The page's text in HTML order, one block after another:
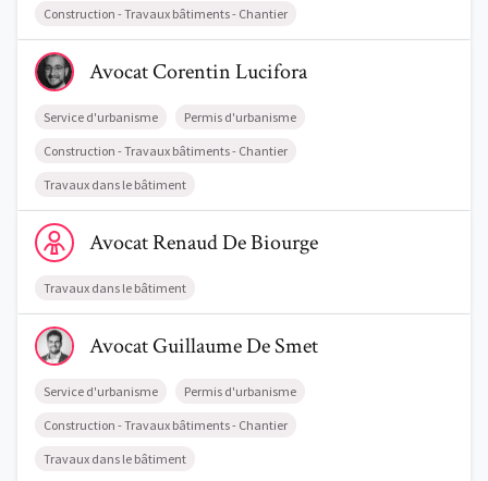
Blog
Comment nous vous aidons
Une start-up 100% indépendante
Construction - Travaux bâtiments - Chantier
Voir le profil de AvocatCorentin Lucifora
AvocatCorentinLucifora
Service d'urbanisme Permis d'urbanisme
Construction - Travaux bâtiments - Chantier
Travaux dans le bâtiment
Voir le profil de AvocatRenaud De Biourge
AvocatRenaudDe Biourge
Travaux dans le bâtiment
Voir le profil de AvocatGuillaume De Smet
AvocatGuillaumeDe Smet
Service d'urbanisme Permis d'urbanisme
Construction - Travaux bâtiments - Chantier
Travaux dans le bâtiment